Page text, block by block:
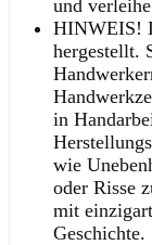
und
HINWEIS!
hergestellt.
in
wie
oder Risse
mit
Geschichte.